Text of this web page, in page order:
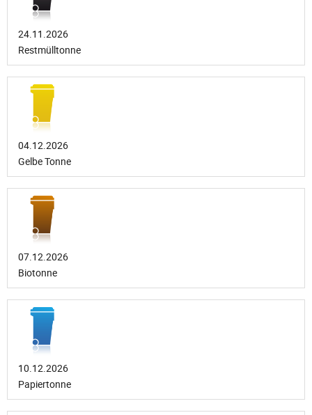
24.11.2026
Restmülltonne
04.12.2026
Gelbe Tonne
07.12.2026
Biotonne
10.12.2026
Papiertonne